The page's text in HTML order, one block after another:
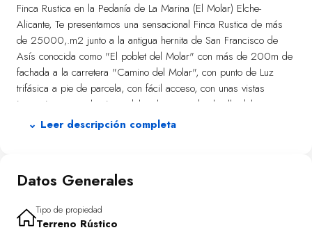
Finca Rustica en la Pedanía de La Marina (El Molar) Elche-
Alicante, Te presentamos una sensacional Finca Rustica de más
de 25000,.m2 junto a la antigua hernita de San Francisco de
Asís conocida como "El poblet del Molar" con más de 200m de
fachada a la carretera "Camino del Molar", con punto de Luz
trifásica a pie de parcela, con fácil acceso, con unas vistas
impresionantes a la sierra del molar y a todo el valle del campo
de Elche y el paraje Natural del Hondo, sencillamente
⌄ Leer descripción completa
Datos Generales
Tipo de propiedad
Terreno Rústico